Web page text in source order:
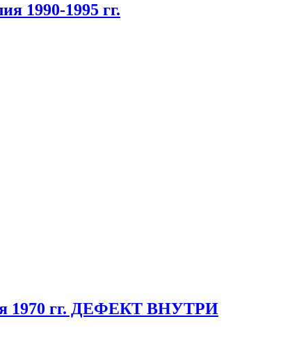
1990-1995 гг.
1970 гг. ДЕФЕКТ ВНУТРИ